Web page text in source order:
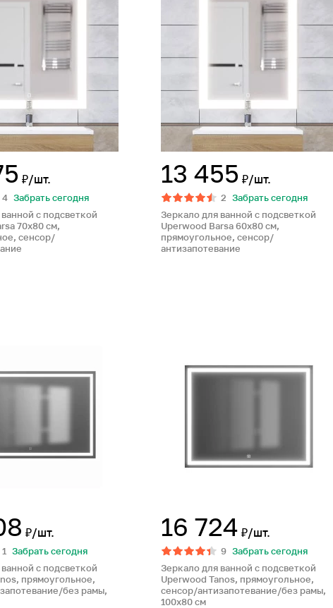
₽/шт.
4 Забрать сегодня
с подсветкой
70х80 см,
сенсор/
13 455 ₽/шт.
2 Забрать сегодня
Зеркало для ванной с подсветкой
Uperwood Barsa 60х80 см,
прямоугольное, сенсор/
антизапотевание
₽/шт.
1 Забрать сегодня
с подсветкой
прямоугольное,
без рамы,
16 724 ₽/шт.
9 Забрать сегодня
Зеркало для ванной с подсветкой
Uperwood Tanos, прямоугольное,
сенсор/антизапотевание/без рамы,
100х80 см